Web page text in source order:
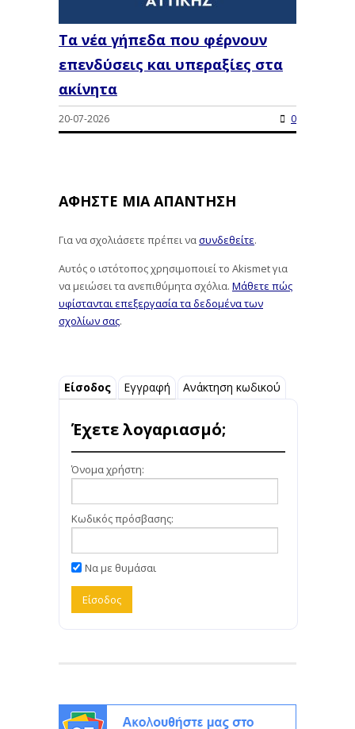
Τα νέα γήπεδα που φέρνουν
επενδύσεις και υπεραξίες στα
ακίνητα
20-07-2026 0
ΑΦΉΣΤΕ ΜΙΑ ΑΠΆΝΤΗΣΗ
Για να σχολιάσετε πρέπει νασυνδεθείτε.
Αυτός ο ιστότοπος χρησιμοποιεί το Akismet για
να μειώσει τα ανεπιθύμητα σχόλια. Μάθετε πώς
υφίστανται επεξεργασία τα δεδομένα των
σχολίων σας.
Είσοδος Εγγραφή Ανάκτηση κωδικού
Έχετε λογαριασμό;
Όνομα χρήστη:
Κωδικός πρόσβασης:
Να με θυμάσαι